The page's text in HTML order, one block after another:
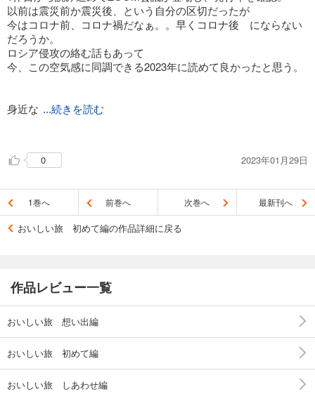
以前は震災前か震災後、という自分の区切だったが
今はコロナ前、コロナ禍だなぁ。。早くコロナ後 にならない
だろうか。
ロシア侵攻の絡む話もあって
今、この空気感に同調できる2023年に読めて良かったと思う。
身近な ...続きを読む
一人旅の話も多いので、身軽に真似したくなる。
2020年からのサフィール踊り子。知らなかった。
日常の中に潜むリゾート感。
「お値段は最後の決め手にした方が、いい条件が見つかるかも
しれません」ナルホド。
『その場にいればわかっていたであろうニュアンス。そういう
ものが、今は本当に伝わりにくい。』本当に。
台湾行きたい。。亡くなってしまったが森永あい氏の作品にも
登場したし。いろいろと分かち合いたいので一人旅は敬遠して
しまうが、いろいろと考えるきっかけになるだろうなぁ。。
0 2023年01月29日
1巻へ 前巻へ 次巻へ 最新刊へ
おいしい旅 初めて編の作品詳細に戻る
作品レビュー一覧
おいしい旅 想い出編
おいしい旅 初めて編
おいしい旅 しあわせ編